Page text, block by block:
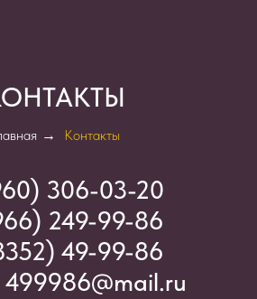
→ Контакты
306-03-20
249-99-86
49-99-86
499986@mail.ru